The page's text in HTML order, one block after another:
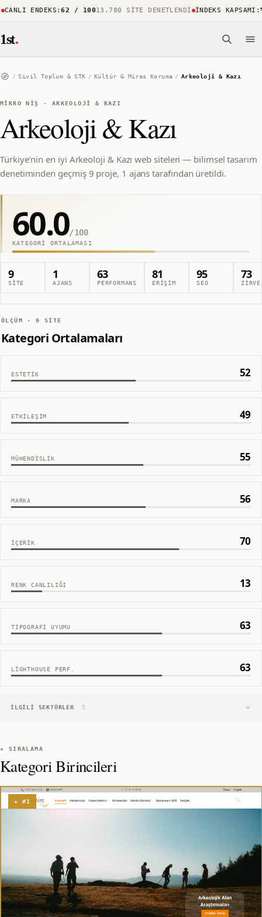
ENDEKS:62 / 10013.780 SITE DENETLENDI İNDEKS KAPSAMI:%88
1st.
/ Sivil Toplum & STK / Kültür & Miras Koruma / Arkeoloji & Kazı
MIKRO NIŞ · ARKEOLOJI & KAZI
Arkeoloji & Kazı
Türkiye'nin en iyi Arkeoloji & Kazı web siteleri — bilimsel tasarım
denetiminden geçmiş 9 proje, 1 ajans tarafından üretildi.
60.0/100
KATEGORI ORTALAMASI
9
SITE
1
AJANS
63
PERFORMANS
81
ERIŞIM
95
SEO
73
ZIRVE
ÖLÇÜM ·9 SITE
Kategori Ortalamaları
ESTETIK 52
ETKILEŞIM 49
MÜHENDISLIK 55
MARKA 56
İÇERIK 70
RENK CANLILIĞI 13
TIPOGRAFI UYUMU 63
LIGHTHOUSE PERF. 63
İLGILI SEKTÖRLER 5
★ SIRALAMA
Kategori Birincileri
★ #1